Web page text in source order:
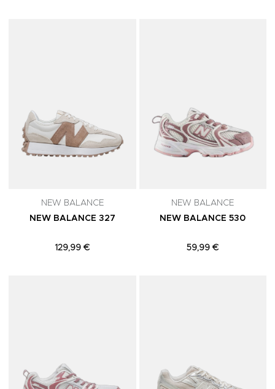
NEW BALANCE
NEW BALANCE 327
129,99 €
NEW BALANCE
NEW BALANCE 530
59,99 €